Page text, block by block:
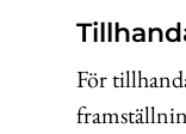
För